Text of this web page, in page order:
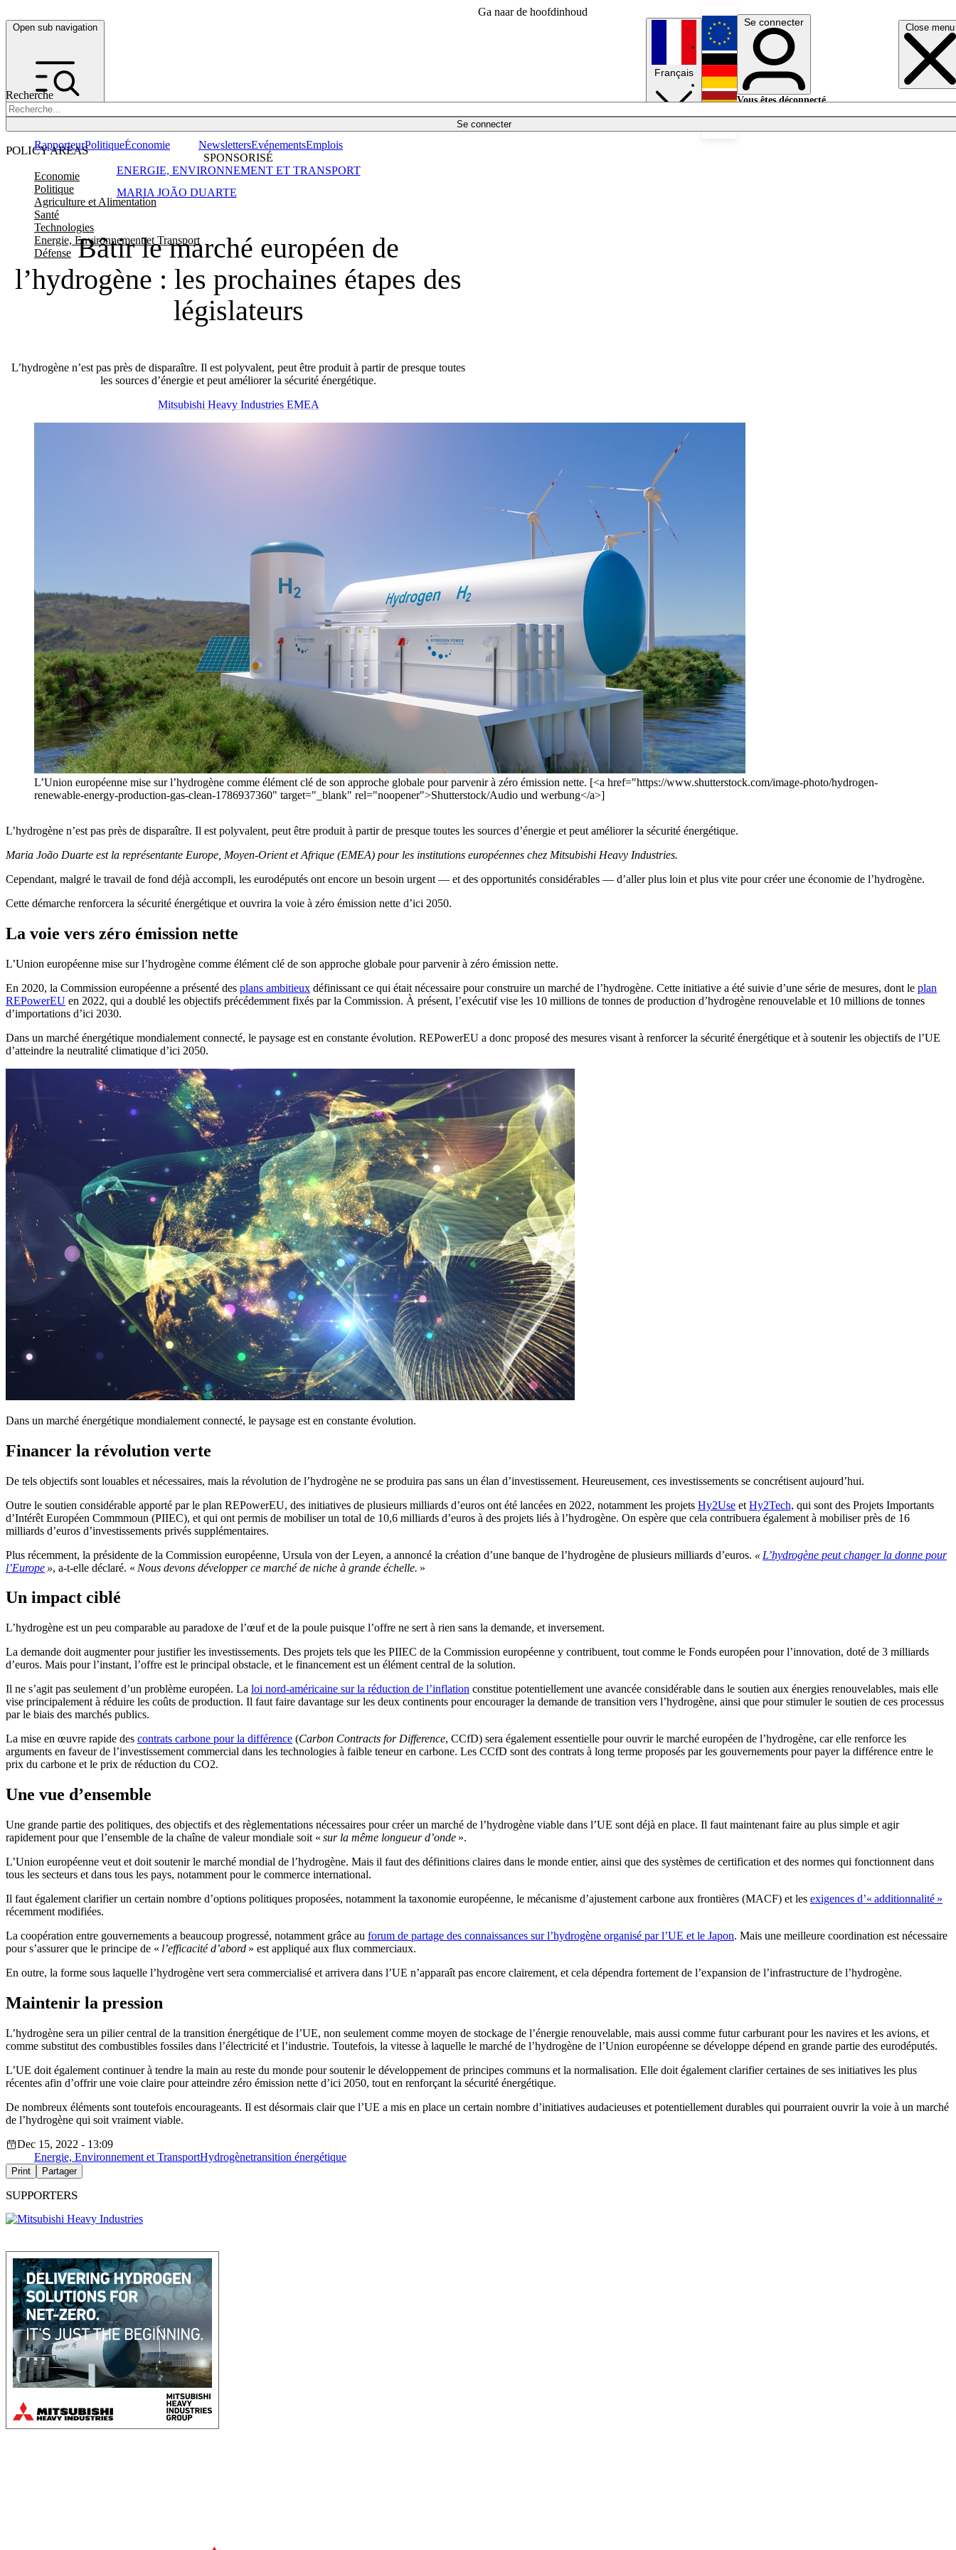
Ga naar de hoofdinhoud
Open sub navigation Close menu
Recherche
Se connecter
POLICY AREAS
Economie
Politique
Agriculture et Alimentation
Santé
Technologies
Energie, Environnement et Transport
Défense
RapporteurPolitiqueÉconomie NewslettersEvénementsEmplois
Français
English
Deutsch
Se connecter
Vous êtes déconnecté.
Bâtir le marché européen de
l’hydrogène : les prochaines étapes des
législateurs
L’hydrogène n’est pas près de disparaître. Il est polyvalent, peut être produit à partir de presque toutes
les sources d’énergie et peut améliorer la sécurité énergétique.
SPONSORISÉ
MARIA JOÃO DUARTE
ENERGIE, ENVIRONNEMENT ET TRANSPORT
Mitsubishi Heavy Industries EMEA
L’Union européenne mise sur l’hydrogène comme élément clé de son approche globale pour parvenir à zéro émission nette. [<a href="https://www.shutterstock.com/image-photo/hydrogen-
renewable-energy-production-gas-clean-1786937360" target="_blank" rel="noopener">Shutterstock/Audio und werbung</a>]
L’hydrogène n’est pas près de disparaître. Il est polyvalent, peut être produit à partir de presque toutes les sources d’énergie et peut améliorer la sécurité énergétique.
Maria João Duarte est la représentante Europe, Moyen-Orient et Afrique (EMEA) pour les institutions européennes chez Mitsubishi Heavy Industries.
Cependant, malgré le travail de fond déjà accompli, les eurodéputés ont encore un besoin urgent — et des opportunités considérables — d’aller plus loin et plus vite pour créer une économie de l’hydrogène.
Cette démarche renforcera la sécurité énergétique et ouvrira la voie à zéro émission nette d’ici 2050.
La voie vers zéro émission nette
L’Union européenne mise sur l’hydrogène comme élément clé de son approche globale pour parvenir à zéro émission nette.
En 2020, la Commission européenne a présenté des plans ambitieux définissant ce qui était nécessaire pour construire un marché de l’hydrogène. Cette initiative a été suivie d’une série de mesures, dont le plan
REPowerEU en 2022, qui a doublé les objectifs précédemment fixés par la Commission. À présent, l’exécutif vise les 10 millions de tonnes de production d’hydrogène renouvelable et 10 millions de tonnes
d’importations d’ici 2030.
Dans un marché énergétique mondialement connecté, le paysage est en constante évolution. REPowerEU a donc proposé des mesures visant à renforcer la sécurité énergétique et à soutenir les objectifs de l’UE
d’atteindre la neutralité climatique d’ici 2050.
Dans un marché énergétique mondialement connecté, le paysage est en constante évolution.
Financer la révolution verte
De tels objectifs sont louables et nécessaires, mais la révolution de l’hydrogène ne se produira pas sans un élan d’investissement. Heureusement, ces investissements se concrétisent aujourd’hui.
Outre le soutien considérable apporté par le plan REPowerEU, des initiatives de plusieurs milliards d’euros ont été lancées en 2022, notamment les projets Hy2Use et Hy2Tech, qui sont des Projets Importants
d’Intérêt Européen Commmoun (PIIEC), et qui ont permis de mobiliser un total de 10,6 milliards d’euros à des projets liés à l’hydrogène. On espère que cela contribuera également à mobiliser près de 16
milliards d’euros d’investissements privés supplémentaires.
Plus récemment, la présidente de la Commission européenne, Ursula von der Leyen, a annoncé la création d’une banque de l’hydrogène de plusieurs milliards d’euros. « L’hydrogène peut changer la donne pour
l’Europe », a-t-elle déclaré. « Nous devons développer ce marché de niche à grande échelle. »
Un impact ciblé
L’hydrogène est un peu comparable au paradoxe de l’œuf et de la poule puisque l’offre ne sert à rien sans la demande, et inversement.
La demande doit augmenter pour justifier les investissements. Des projets tels que les PIIEC de la Commission européenne y contribuent, tout comme le Fonds européen pour l’innovation, doté de 3 milliards
d’euros. Mais pour l’instant, l’offre est le principal obstacle, et le financement est un élément central de la solution.
Il ne s’agit pas seulement d’un problème européen. La loi nord-américaine sur la réduction de l’inflation constitue potentiellement une avancée considérable dans le soutien aux énergies renouvelables, mais elle
vise principalement à réduire les coûts de production. Il faut faire davantage sur les deux continents pour encourager la demande de transition vers l’hydrogène, ainsi que pour stimuler le soutien de ces processus
par le biais des marchés publics.
La mise en œuvre rapide des contrats carbone pour la différence (Carbon Contracts for Difference, CCfD) sera également essentielle pour ouvrir le marché européen de l’hydrogène, car elle renforce les
arguments en faveur de l’investissement commercial dans les technologies à faible teneur en carbone. Les CCfD sont des contrats à long terme proposés par les gouvernements pour payer la différence entre le
prix du carbone et le prix de réduction du CO2.
Une vue d’ensemble
Une grande partie des politiques, des objectifs et des règlementations nécessaires pour créer un marché de l’hydrogène viable dans l’UE sont déjà en place. Il faut maintenant faire au plus simple et agir
rapidement pour que l’ensemble de la chaîne de valeur mondiale soit « sur la même longueur d’onde ».
L’Union européenne veut et doit soutenir le marché mondial de l’hydrogène. Mais il faut des définitions claires dans le monde entier, ainsi que des systèmes de certification et des normes qui fonctionnent dans
tous les secteurs et dans tous les pays, notamment pour le commerce international.
Il faut également clarifier un certain nombre d’options politiques proposées, notamment la taxonomie européenne, le mécanisme d’ajustement carbone aux frontières (MACF) et les exigences d’« additionnalité »
récemment modifiées.
La coopération entre gouvernements a beaucoup progressé, notamment grâce au forum de partage des connaissances sur l’hydrogène organisé par l’UE et le Japon. Mais une meilleure coordination est nécessaire
pour s’assurer que le principe de « l’efficacité d’abord » est appliqué aux flux commerciaux.
En outre, la forme sous laquelle l’hydrogène vert sera commercialisé et arrivera dans l’UE n’apparaît pas encore clairement, et cela dépendra fortement de l’expansion de l’infrastructure de l’hydrogène.
Maintenir la pression
L’hydrogène sera un pilier central de la transition énergétique de l’UE, non seulement comme moyen de stockage de l’énergie renouvelable, mais aussi comme futur carburant pour les navires et les avions, et
comme substitut des combustibles fossiles dans l’électricité et l’industrie. Toutefois, la vitesse à laquelle le marché de l’hydrogène de l’Union européenne se développe dépend en grande partie des eurodéputés.
L’UE doit également continuer à tendre la main au reste du monde pour soutenir le développement de principes communs et la normalisation. Elle doit également clarifier certaines de ses initiatives les plus
récentes afin d’offrir une voie claire pour atteindre zéro émission nette d’ici 2050, tout en renforçant la sécurité énergétique.
De nombreux éléments sont toutefois encourageants. Il est désormais clair que l’UE a mis en place un certain nombre d’initiatives audacieuses et potentiellement durables qui pourraient ouvrir la voie à un marché
de l’hydrogène qui soit vraiment viable.
Dec 15, 2022 - 13:09
Energie, Environnement et TransportHydrogènetransition énergétique
Print Partager
SUPPORTERS